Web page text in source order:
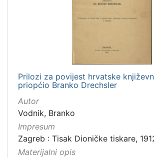
Prilozi za povijest hrvatske
priopćio Branko Drechsler
Autor
Vodnik, Branko
Impresum
Zagreb : Tisak Dioničke tiskare,
Materijalni opis